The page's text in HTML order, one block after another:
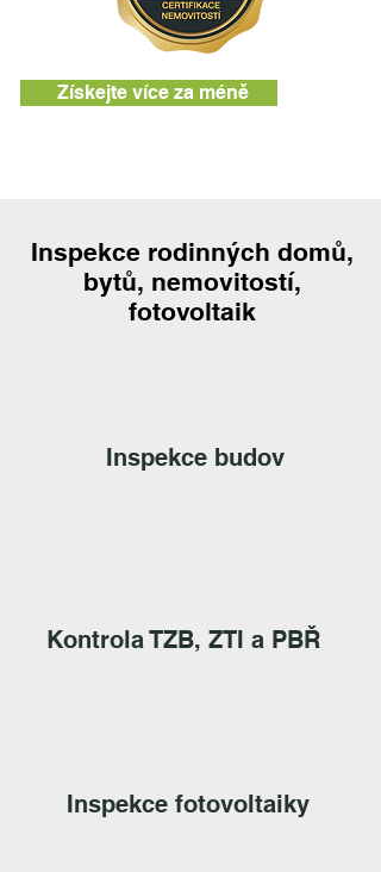
Získejte více za méně
Inspekce rodinných domů,
bytů, nemovitostí,
fotovoltaik
Inspekce budov
Kontrola TZB, ZTI a PBŘ
Inspekce fotovoltaiky